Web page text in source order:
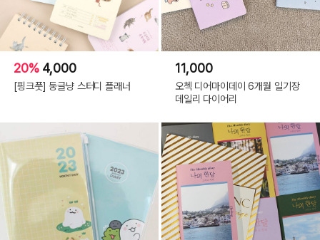
20% 4,000
[핑크풋] 둥글냥 스터디 플래너
11,000
오첵 디어마이데이 6개월 일기장
데일리 다이어리